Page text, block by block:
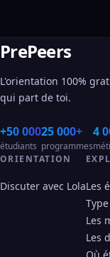
PrePeers
L'orientation 100%
qui part de toi.
+50 000
étudiants
25 000+
programmes
4
ORIENTATION
Discuter avec LolaLes
Les
Les